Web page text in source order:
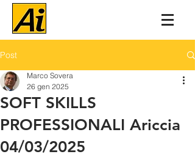
Post
SOFT SKILLS
PROFESSIONALI Ariccia
04/03/2025
Marco Sovera
26 gen 2025